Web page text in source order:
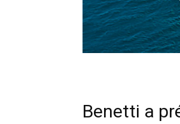
Benetti a